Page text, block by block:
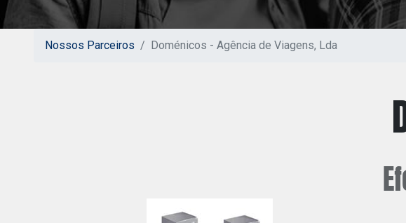
Nossos Parceiros Doménicos - Agência de Viagens, Lda